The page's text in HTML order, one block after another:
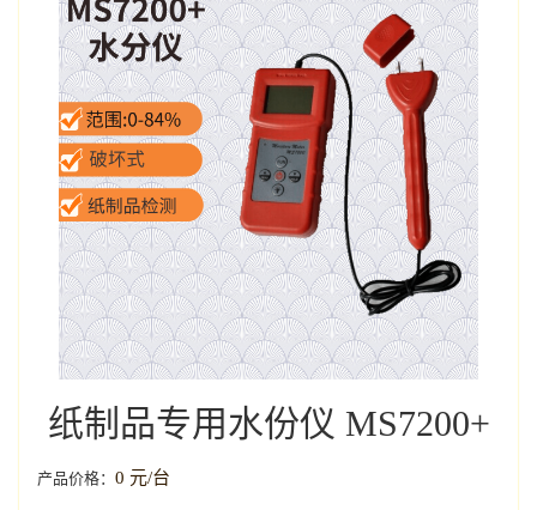
纸制品专用水份仪 MS7200+
产品价格： 0 元/台